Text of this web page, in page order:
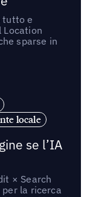
tutto e
Location
sparse in
locale
se l’IA
× Search
per la ricerca